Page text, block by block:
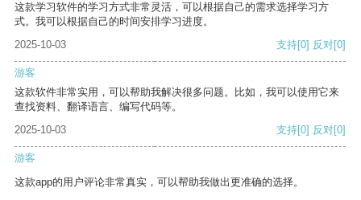
这款学习软件的学习方式非常灵活，可以根据自己的需求选择学习方
式。我可以根据自己的时间安排学习进度。
2025-10-03
支持[0] 反对[0]
游客
这款软件非常实用，可以帮助我解决很多问题。比如，我可以使用它来
查找资料、翻译语言、编写代码等。
2025-10-03
支持[0] 反对[0]
游客
这款app的用户评论非常真实，可以帮助我做出更准确的选择。